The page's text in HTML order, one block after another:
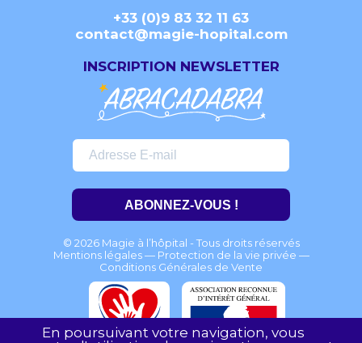
+33 (0)9 83 32 11 63
contact@magie-hopital.com
INSCRIPTION NEWSLETTER
ABONNEZ-VOUS !
© 2026 Magie à l’hôpital - Tous droits réservés
Mentions légales— Protection de la vie privée —
Conditions Générales de Vente
En poursuivant votre navigation, vous